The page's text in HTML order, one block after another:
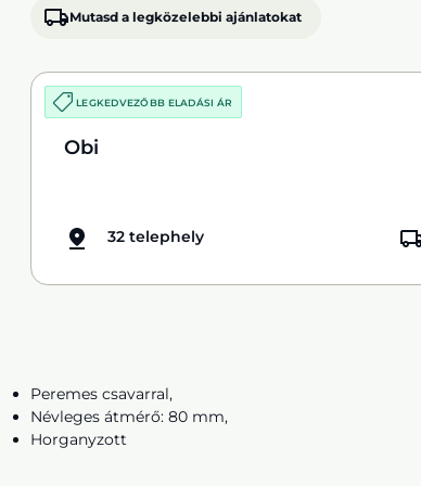
Mutasd a legközelebbi ajánlatokat
LEGKEDVEZŐBB ELADÁSI ÁR
Obi
32 telephely
Peremes csavarral,
Névleges átmérő: 80 mm,
Horganyzott